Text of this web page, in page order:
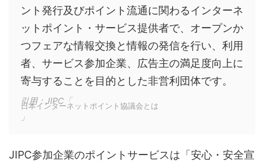
ント発行及びポイント流通に関わるインターネ
ットポイント・サービス提供者で、オープンか
つフェアな情報交換と情報の発信を行い、利用
者、サービス参加企業、広告主の満足度向上に
寄与することを目的とした非営利団体です。
引用：JIPC「
日本インターネットポイント協議会とは
」
JIPC参加企業のポイントサービスは「安心・安全宣